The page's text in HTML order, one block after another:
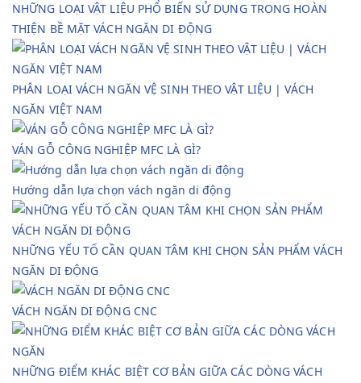
NHỮNG LOẠI VẬT LIỆU PHỔ BIẾN SỬ DỤNG TRONG HOÀN
THIỆN BỀ MẶT VÁCH NGĂN DI ĐỘNG
PHÂN LOẠI VÁCH NGĂN VỆ SINH THEO VẬT LIỆU | VÁCH
NGĂN VIỆT NAM
VÁN GỖ CÔNG NGHIỆP MFC LÀ GÌ?
Hướng dẫn lựa chọn vách ngăn di động
NHỮNG YẾU TỐ CẦN QUAN TÂM KHI CHỌN SẢN PHẨM VÁCH
NGĂN DI ĐỘNG
VÁCH NGĂN DI ĐỘNG CNC
NHỮNG ĐIỂM KHÁC BIỆT CƠ BẢN GIỮA CÁC DÒNG VÁCH